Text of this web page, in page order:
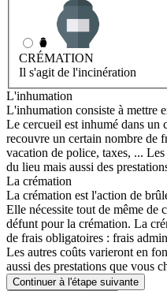
CRÉMATION
Il s'agit de l'incinération
L'inhumation
L'inhumation consiste à mettre
Le cercueil est inhumé dans un
recouvre un certain nombre de
vacation de police, taxes, ...
du lieu mais aussi des
La crémation
La crémation est l'action de
Elle nécessite tout de même
défunt pour la crémation. La
de frais obligatoires : frais
Les autres coûts varieront en
aussi des prestations que vous
Continuer à l'étape suivante